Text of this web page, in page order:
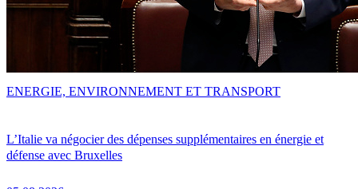
L’Italie va négocier des dépenses supplémentaires en énergie et
défense avec Bruxelles
ENERGIE, ENVIRONNEMENT ET TRANSPORT